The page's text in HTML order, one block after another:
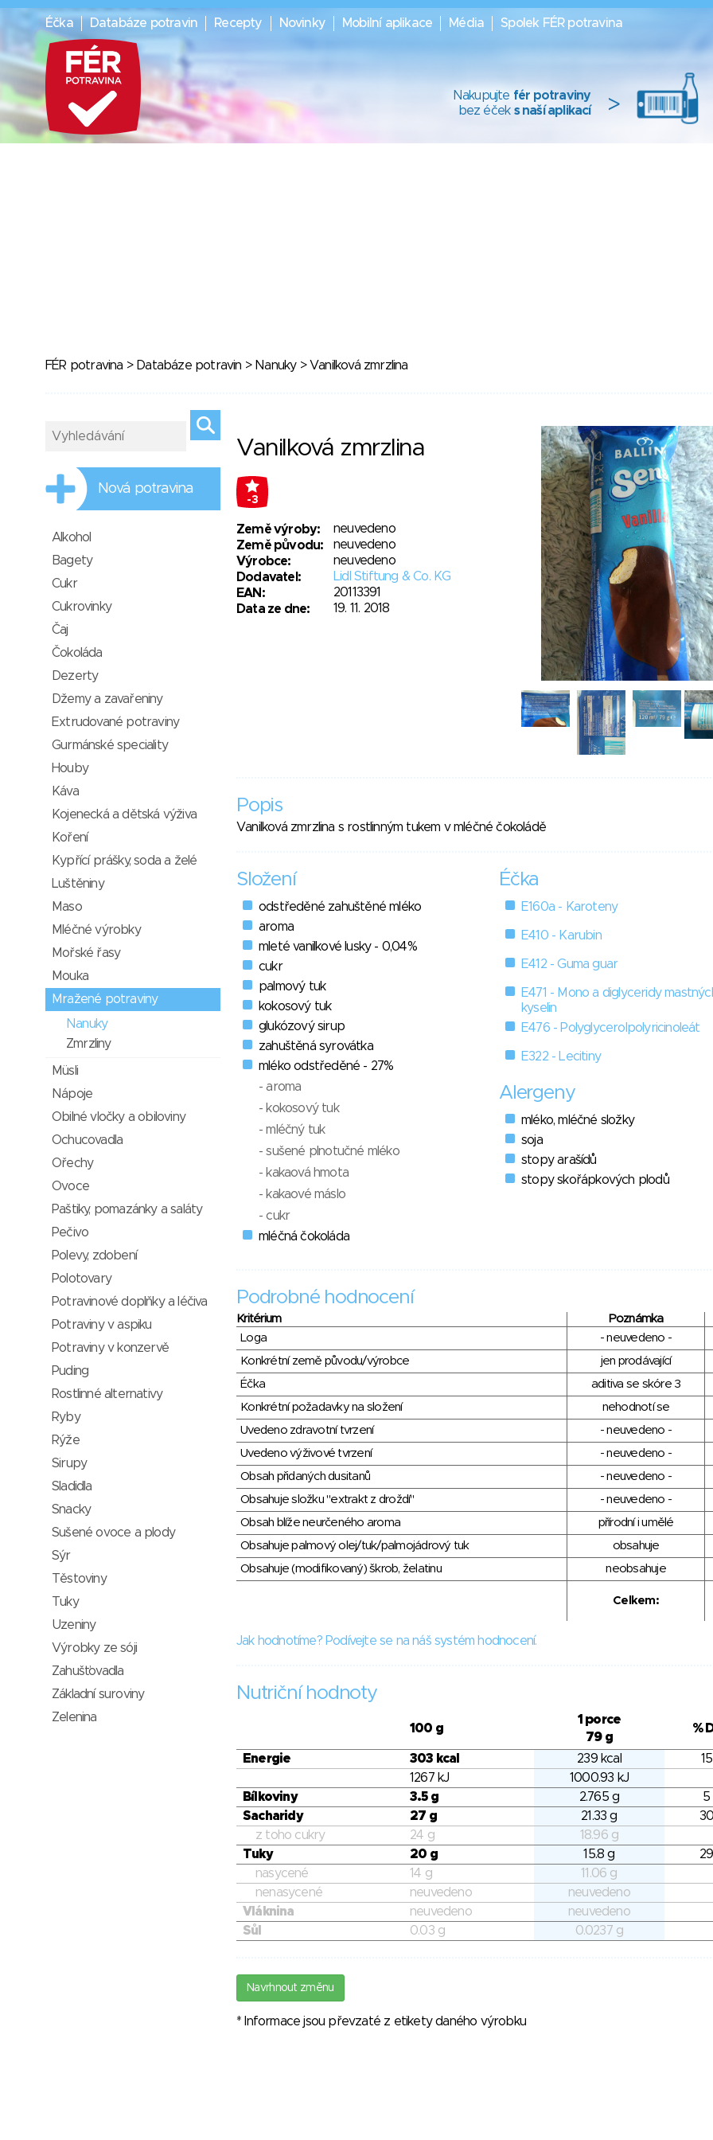
Éčka Databáze potravin Recepty Novinky Mobilní aplikace Média Spolek FÉR potravina
Nakupujte fér potraviny
bez éček s naší aplikací >
FÉR potravina > Databáze potravin > Nanuky> Vanilková zmrzlina
Vanilková zmrzlina
-3
Země výroby:
neuvedeno
Země původu:
neuvedeno
Výrobce:
neuvedeno
Dodavatel:
Lidl Stiftung & Co. KG
EAN:
20113391
Data ze dne:
19. 11. 2018
Popis
Vanilková zmrzlina s rostlinným tukem v mléčné čokoládě
Složení
odstředěné zahuštěné mléko
aroma
mleté vanilkové lusky - 0,04%
cukr
palmový tuk
kokosový tuk
glukózový sirup
zahuštěná syrovátka
mléko odstředěné - 27%
- aroma
- kokosový tuk
- mléčný tuk
- sušené plnotučné mléko
- kakaová hmota
- kakaové máslo
- cukr
mléčná čokoláda
Éčka
E160a - Karoteny
E410 - Karubin
E412 - Guma guar
E471 - Mono a diglyceridy
kyselin
E476 - Polyglycerolpolyricinoleát
E322 - Lecitiny
Alergeny
mléko, mléčné složky
soja
stopy arašídů
stopy skořápkových plodů
Podrobné hodnocení
Kritérium Poznámka
Loga
- neuvedeno -
Konkrétní země původu/výrobce
jen prodávající
Éčka
aditiva se skóre 3
Konkrétní požadavky na složení
nehodnotí se
Uvedeno zdravotní tvrzení
- neuvedeno -
Uvedeno výživové tvrzení
- neuvedeno -
Obsah přidaných dusitanů
- neuvedeno -
Obsahuje složku "extrakt z droždí"
- neuvedeno -
Obsah blíže neurčeného aroma
přírodní i umělé
Obsahuje palmový olej/tuk/palmojádrový tuk
obsahuje
Obsahuje (modifikovaný) škrob, želatinu
neobsahuje
Celkem:
Jak hodnotíme? Podívejte se na náš systém hodnocení.
Nutriční hodnoty
100 g
1 porce
79 g
%
Energie 303 kcal 239 kcal
1267 kJ
1000.93 kJ
Bílkoviny
3.5 g 2.765 g
5
Sacharidy
27 g 21.33 g
z toho cukry
24 g
18.96 g
Tuky
20 g 15.8 g
nasycené
14 g
11.06 g
nenasycené
neuvedeno
neuvedeno
Vláknina
neuvedeno
neuvedeno
Sůl
0.03 g 0.0237 g
Navrhnout změnu
* Informace jsou převzaté z etikety daného výrobku
Nová potravina
Alkohol
Bagety
Cukr
Cukrovinky
Čaj
Čokoláda
Dezerty
Džemy a zavařeniny
Extrudované potraviny
Gurmánské speciality
Houby
Káva
Kojenecká a dětská výživa
Koření
Kypřící prášky, soda a želé
Luštěniny
Maso
Mléčné výrobky
Mořské řasy
Mouka
Mražené potraviny
Nanuky
Zmrzliny
Müsli
Nápoje
Obilné vločky a obiloviny
Ochucovadla
Ořechy
Ovoce
Paštiky, pomazánky a saláty
Pečivo
Polevy, zdobení
Polotovary
Potravinové doplňky a léčiva
Potraviny v aspiku
Potraviny v konzervě
Puding
Rostlinné alternativy
Ryby
Rýže
Sirupy
Sladidla
Snacky
Sušené ovoce a plody
Sýr
Těstoviny
Tuky
Uzeniny
Výrobky ze sóji
Zahušťovadla
Základní suroviny
Zelenina